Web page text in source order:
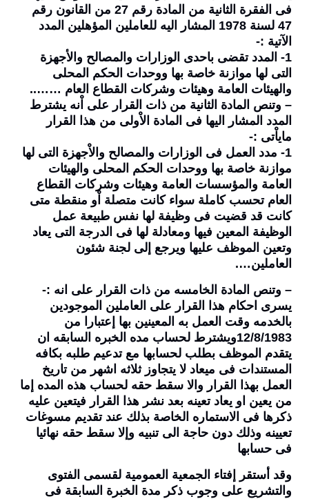
فى الفقرة الثانية من المادة رقم 27 من القانون رقم
47 لسنة 1978 المشار اليه للعاملين المؤهلين المدد
الآتية :-
1- المدد تقضى باحدى الوزارات والمصالح والأجهزة
التى لها موازنة خاصة بها ووحدات الحكم المحلى
والهيئات العامة وهيئات وشركات القطاع العام ……..
– وتنص المادة الثانية من ذات القرار على اْنه يشترط
المدد المشار اليها فى المادة الاْولى من هذا القرار
ماياْتى :-
1- مدد العمل فى الوزارات والمصالح والاْجهزة التى لها
موازنة خاصة بها ووحدات الحكم المحلى والهيئات
العامة والمؤسسات العامة وهيئات وشركات القطاع
العام تحسب كاملة سواء كانت متصلة اْو منقطة متى
كانت قد قضيت فى وظيفة لها نفس طبيعة عمل
الوظيفة المعين فيها ومعادلة لها فى الدرجة التى يعاد
وتعين الموظف عليها ويرجع إلى لجنة شئون
العاملين….
– وتنص المادة الخامسه من ذات القرار على انه :-
يسرى احكام هذا القرار على العاملين الموجودين
بالخدمه وقت العمل به المعينين بها إعتبارا من
12/8/1983ويشترط لحساب مده الخبره السابقه ان
يتقدم الموظف بطلب لحسابها مع تدعيم طلبه بكافه
المستندات فى ميعاد لا يتجاوز ثلاثه اشهر من تاريخ
العمل بهذا القرار والا سقط حقه لحساب هذه المده إما
من يعين او يعاد تعينه بعد نشر هذا القرار فيتعين عليه
ذكرها فى الاستماره الخاصة بذلك عند تقديم مسوغات
تعيينه وذلك دون حاجة الى تنبيه وإلا سقط حقه نهائيا
فى حسابها
وقد أستقر إفتاء الجمعية العمومية لقسمى الفتوى
والتشريع على وجوب ذكر مدة الخبرة السابقة فى